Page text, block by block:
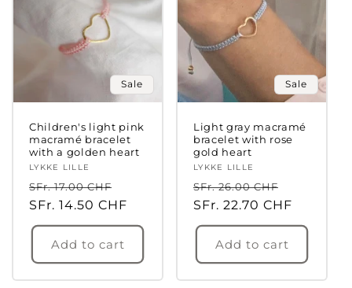
Sale
Children's light pink
macramé bracelet
with a golden heart
Vendor:
LYKKE LILLE
Regular
price
SFr. 17.00 CHF
price
SFr. 14.50 CHF
Add to cart
Sale
Light gray macramé
bracelet with rose
gold heart
Vendor:
LYKKE LILLE
Regular
price
SFr. 26.00 CHF
price
SFr. 22.70 CHF
Add to cart